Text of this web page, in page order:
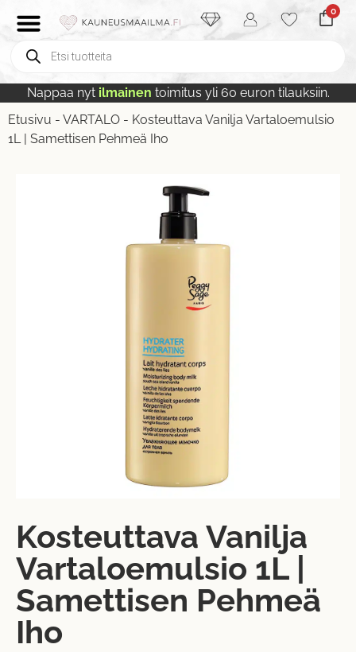
0
Nappaa nyt ilmainen toimitus yli 60 euron tilauksiin.
Etusivu - VARTALO - Kosteuttava Vanilja Vartaloemulsio
1L | Samettisen Pehmeä Iho
Kosteuttava Vanilja
Vartaloemulsio 1L |
Samettisen Pehmeä
Iho